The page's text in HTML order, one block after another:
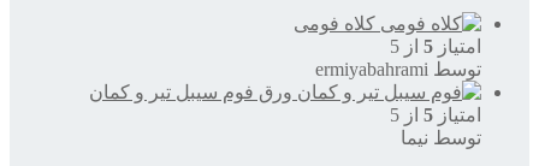
کلاه فومی
امتیاز 5 از 5
توسط ermiyabahrami
ورق فوم سیبل تیر و کمان
امتیاز 5 از 5
توسط نیما